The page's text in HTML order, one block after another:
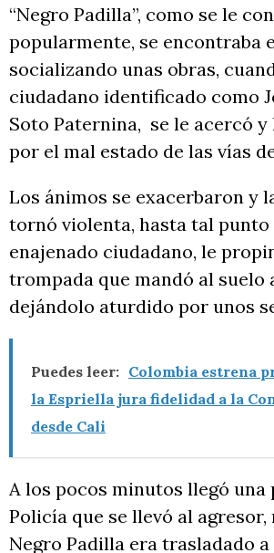
“Negro Padilla”, como se le
popularmente, se encontraba
socializando unas obras,
ciudadano identificado como
Soto Paternina, se le acercó
por el mal estado de las vías
Los ánimos se exacerbaron y
tornó violenta, hasta tal punto
enajenado ciudadano, le
trompada que mandó al suelo
dejándolo aturdido por unos
Puedes leer: Colombia estrena
la Espriella jura fidelidad a la
desde Cali
A los pocos minutos llegó una
Policía que se llevó al
Negro Padilla era trasladado